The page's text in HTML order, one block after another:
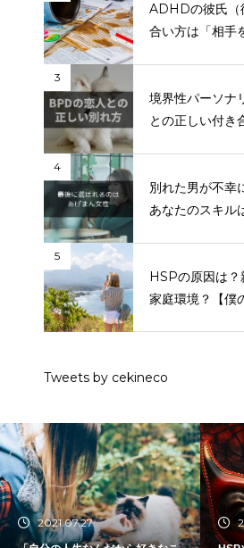
ADHDの彼氏（
合い方は「相手
3
境界性パーソナ
との正しい付き
4
別れた男が不幸
あなたのスキル
5
HSPの原因は？
家庭環境？【僕
Tweets by cekineco
2021.07.27